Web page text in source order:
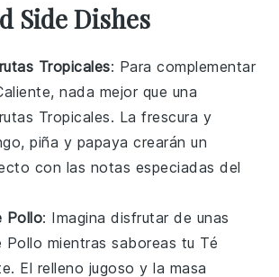
Side Dishes
Tropicales: Para complementar
, nada mejor que una
Tropicales. La frescura y
,piña y papaya crearán un
con las notas especiadas del
Pollo: Imagina disfrutar de unas
Pollo mientras saboreas tu Té
. El relleno jugoso y la masa